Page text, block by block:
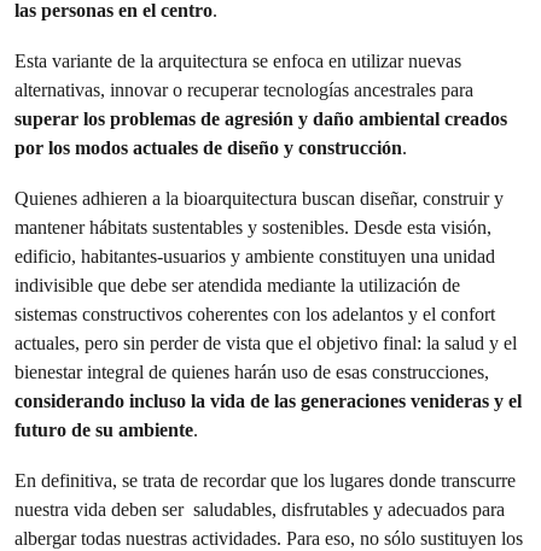
las personas en el centro.
Esta variante de la arquitectura se enfoca en utilizar nuevas
alternativas, innovar o recuperar tecnologías ancestrales para
superar los problemas de agresión y daño ambiental creados
por los modos actuales de diseño y construcción.
Quienes adhieren a la bioarquitectura buscan diseñar, construir y
mantener hábitats sustentables y sostenibles. Desde esta visión,
edificio, habitantes-usuarios y ambiente constituyen una unidad
indivisible que debe ser atendida mediante la utilización de
sistemas constructivos coherentes con los adelantos y el confort
actuales, pero sin perder de vista que el objetivo final: la salud y el
bienestar integral de quienes harán uso de esas construcciones,
considerando incluso la vida de las generaciones venideras y el
futuro de su ambiente.
En definitiva, se trata de recordar que los lugares donde transcurre
nuestra vida deben ser saludables, disfrutables y adecuados para
albergar todas nuestras actividades. Para eso, no sólo sustituyen los